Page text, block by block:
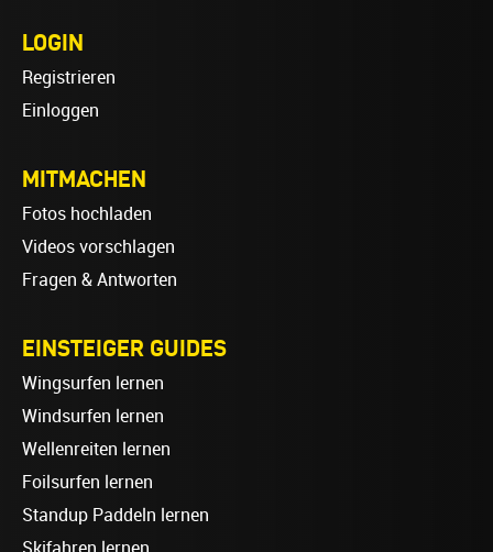
LOGIN
Registrieren
Einloggen
MITMACHEN
Fotos hochladen
Videos vorschlagen
Fragen & Antworten
EINSTEIGER GUIDES
Wingsurfen lernen
Windsurfen lernen
Wellenreiten lernen
Foilsurfen lernen
Standup Paddeln lernen